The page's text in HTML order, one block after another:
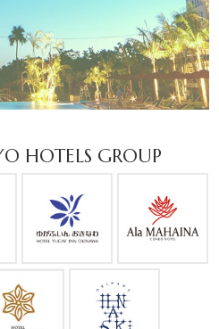
HOTELS GROUP